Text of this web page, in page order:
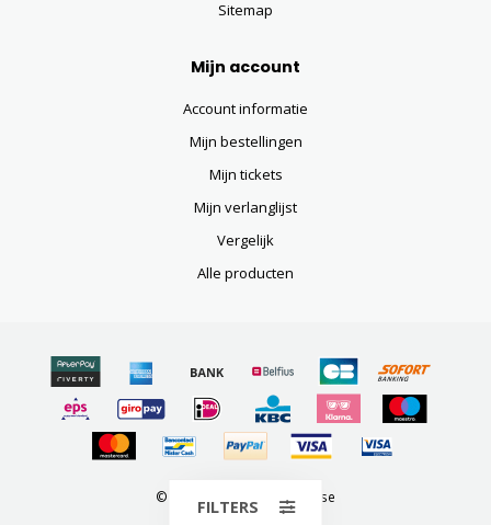
Sitemap
Mijn account
Account informatie
Mijn bestellingen
Mijn tickets
Mijn verlanglijst
Vergelijk
Alle producten
© Copyright 2026 Visco Fuse
FILTERS